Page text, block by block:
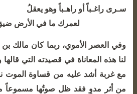
سـرى راغـباً أو راهـباً وهو يعقلُ
لعمرك ما في الأرض ضيقٌ
وفي العصر الأموي، ربما كان مالك
لنا هذه المعاناة في قصيدته التي
مع غربة أشد عليه من قساوة الموت
من أثر مدوٍ فقد ظل صوتُها مسموعاً